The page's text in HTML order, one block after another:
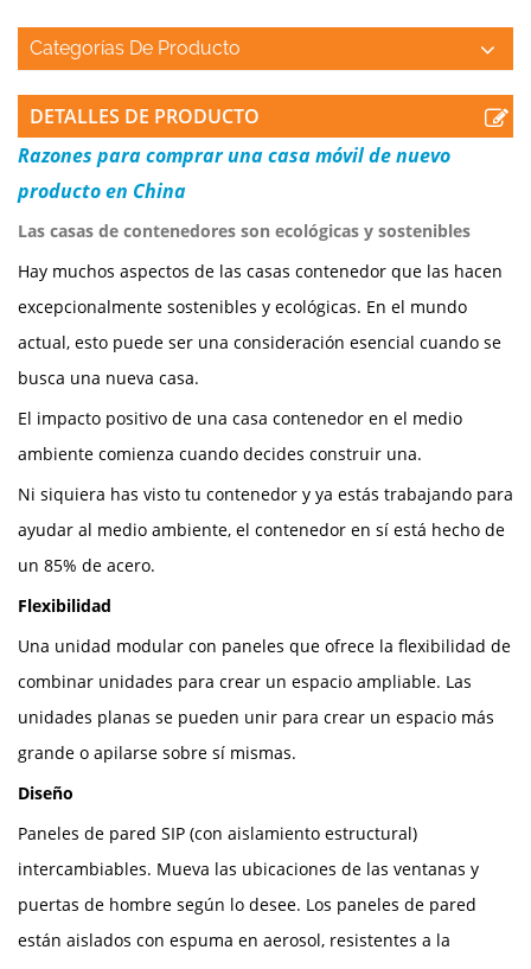
Categorías De Producto
DETALLES DE PRODUCTO
Razones para comprar una casa móvil de nuevo
producto en China
Las casas de contenedores son ecológicas y sostenibles
Hay muchos aspectos de las casas contenedor que las hacen
excepcionalmente sostenibles y ecológicas. En el mundo
actual, esto puede ser una consideración esencial cuando se
busca una nueva casa.
El impacto positivo de una casa contenedor en el medio
ambiente comienza cuando decides construir una.
Ni siquiera has visto tu contenedor y ya estás trabajando para
ayudar al medio ambiente, el contenedor en sí está hecho de
un 85% de acero.
Flexibilidad
Una unidad modular con paneles que ofrece la flexibilidad de
combinar unidades para crear un espacio ampliable. Las
unidades planas se pueden unir para crear un espacio más
grande o apilarse sobre sí mismas.
Diseño
Paneles de pared SIP (con aislamiento estructural)
intercambiables. Mueva las ubicaciones de las ventanas y
puertas de hombre según lo desee. Los paneles de pared
están aislados con espuma en aerosol, resistentes a la